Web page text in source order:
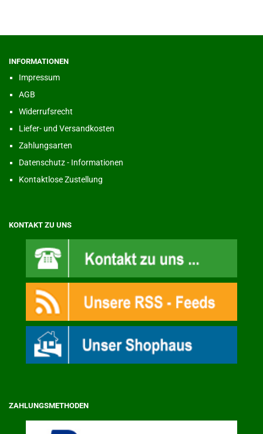
INFORMATIONEN
Impressum
AGB
Widerrufsrecht
Liefer- und Versandkosten
Zahlungsarten
Datenschutz - Informationen
Kontaktlose Zustellung
KONTAKT ZU UNS
ZAHLUNGSMETHODEN